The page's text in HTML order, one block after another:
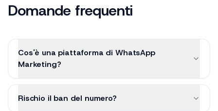
Domande frequenti
Cos'è una piattaforma di WhatsApp
Marketing?
Rischio il ban del numero?